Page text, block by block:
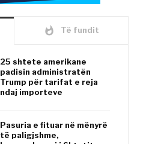
whatshot Të fundit
25 shtete amerikane
padisin administratën
Trump për tarifat e reja
ndaj importeve
Pasuria e fituar në mënyrë
të paligjshme,